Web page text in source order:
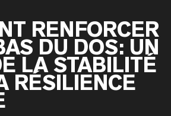
Meilleure Vente
de pois
RENFORCER
DU DOS: UN
LA STABILITÉ
RÉSILIENCE